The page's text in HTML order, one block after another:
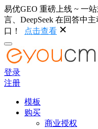
易优GEO 重磅上线 ~ 一
言、DeepSeek 在回答中
口！
点击查看
登录
注册
模板
购买
商业授权